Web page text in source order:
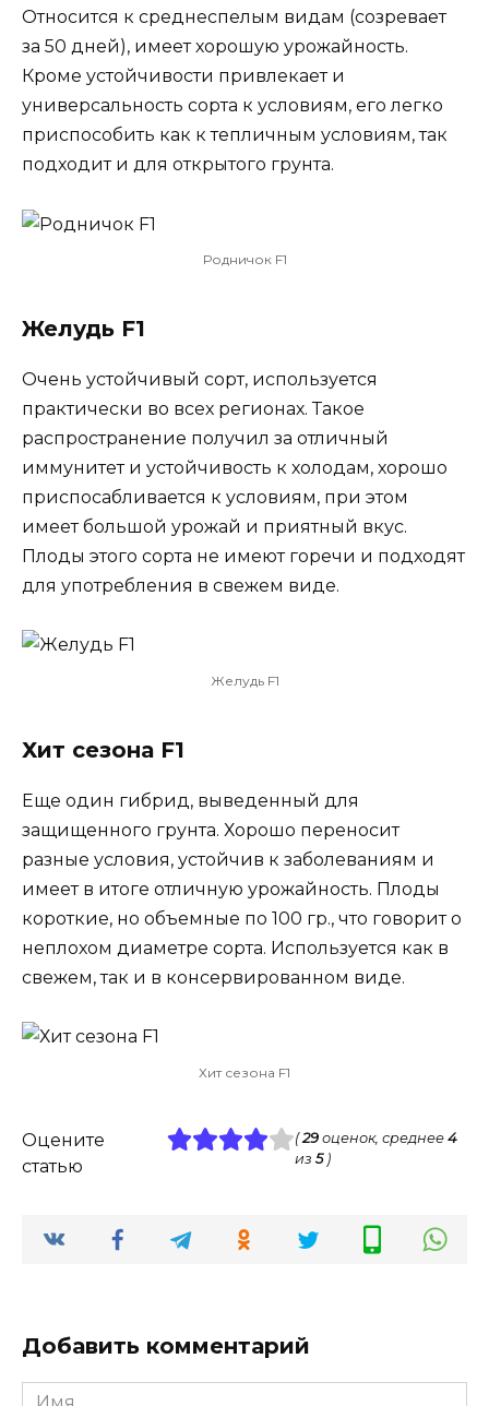
Относится к среднеспелым видам (созревает
за 50 дней), имеет хорошую урожайность.
Кроме устойчивости привлекает и
универсальность сорта к условиям, его легко
приспособить как к тепличным условиям, так
подходит и для открытого грунта.
Родничок F1
Желудь F1
Очень устойчивый сорт, используется
практически во всех регионах. Такое
распространение получил за отличный
иммунитет и устойчивость к холодам, хорошо
приспосабливается к условиям, при этом
имеет большой урожай и приятный вкус.
Плоды этого сорта не имеют горечи и подходят
для употребления в свежем виде.
Желудь F1
Хит сезона F1
Еще один гибрид, выведенный для
защищенного грунта. Хорошо переносит
разные условия, устойчив к заболеваниям и
имеет в итоге отличную урожайность. Плоды
короткие, но объемные по 100 гр., что говорит о
неплохом диаметре сорта. Используется как в
свежем, так и в консервированном виде.
Хит сезона F1
Оцените
статью
(29оценок, среднее 4
из 5)
Добавить комментарий
Имя